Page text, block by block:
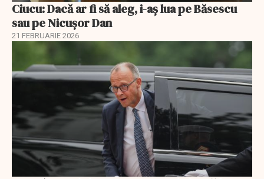
Ciucu: Dacă ar fi să aleg, i-aș lua pe Băsescu
sau pe Nicușor Dan
21 FEBRUARIE 2026